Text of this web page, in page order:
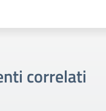
correlati